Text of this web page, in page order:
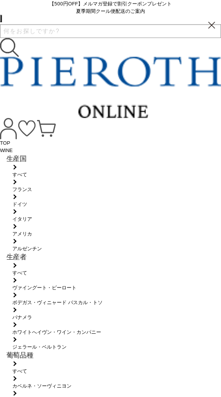
【500円OFF】メルマガ登録で割引クーポンプレゼント
夏季期間クール便配送のご案内
TOP
WINE
生産国
すべて
フランス
ドイツ
イタリア
アメリカ
アルゼンチン
生産者
すべて
ヴァイングート・ピーロート
ボデガス・ヴィニャード パスカル・トソ
パナメラ
ホワイトへイヴン・ワイン・カンパニー
ジェラール・ベルトラン
葡萄品種
すべて
カベルネ・ソーヴィニヨン